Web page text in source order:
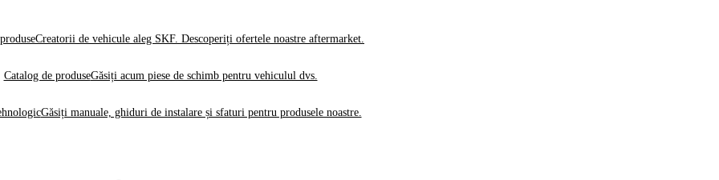
Creatorii de vehicule aleg SKF. Descoperiți ofertele noastre aftermarket.
Catalog de produseGăsiți acum piese de schimb pentru vehiculul dvs.
Găsiți manuale, ghiduri de instalare și sfaturi pentru produsele noastre.